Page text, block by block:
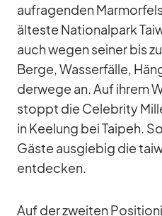
auf­ra­gen­den
äl­teste Na­tio­nal­park
auch we­gen sei­ner bis
Berge, Was­ser­fälle,
der­wege an. Auf ih­rem
stoppt die Ce­le­brity
in Kee­lung bei Tai­peh.
Gäste aus­gie­big die
ent­de­cken.
Auf der zwei­ten